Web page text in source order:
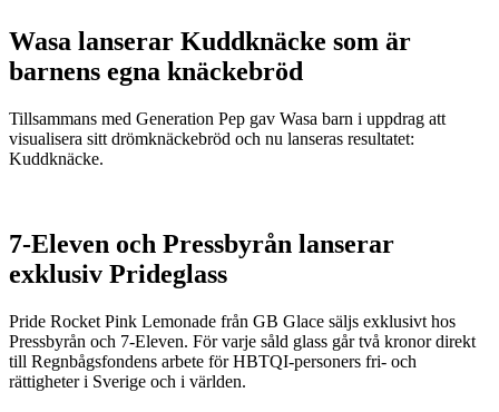
Wasa lanserar Kuddknäcke som är
barnens egna knäckebröd
Tillsammans med Generation Pep gav Wasa barn i uppdrag att
visualisera sitt drömknäckebröd och nu lanseras resultatet:
Kuddknäcke.
7-Eleven och Pressbyrån lanserar
exklusiv Prideglass
Pride Rocket Pink Lemonade från GB Glace säljs exklusivt hos
Pressbyrån och 7-Eleven. För varje såld glass går två kronor direkt
till Regnbågsfondens arbete för HBTQI-personers fri- och
rättigheter i Sverige och i världen.